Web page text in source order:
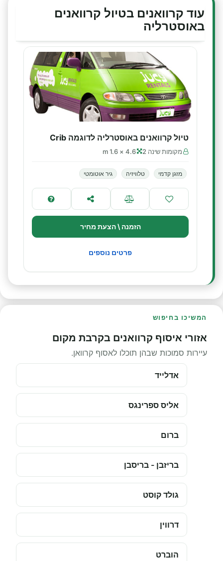
עוד קרוואנים בטיול קרוואנים
באוסטרליה
טיול קרוואנים באוסטרליה לדוגמה Crib
מקומות שינה 2 4.6 × 1.6 m
מזגן קדמי טלוויזיה גיר אוטומטי
הזמנה \ הצעת מחיר
פרטים נוספים
המשיכו בחיפוש
אזורי איסוף קרוואנים בקרבת מקום
עיירות סמוכות שבהן תוכלו לאסוף קרוואן.
אדלייד
אליס ספרינגס
ברום
בריזבן - בריסבן
גולד קוסט
דרווין
הוברט